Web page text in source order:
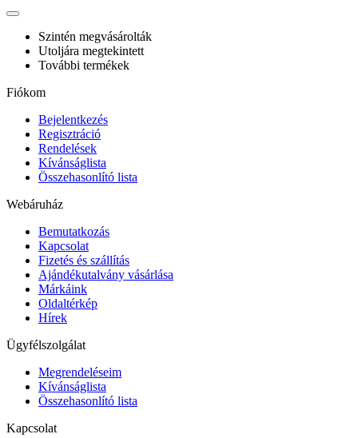
Szintén megvásárolták
Utoljára megtekintett
További termékek
Fiókom
Bejelentkezés
Regisztráció
Rendelések
Kívánságlista
Összehasonlító lista
Webáruház
Bemutatkozás
Kapcsolat
Fizetés és szállítás
Ajándékutalvány vásárlása
Márkáink
Oldaltérkép
Hírek
Ügyfélszolgálat
Megrendeléseim
Kívánságlista
Összehasonlító lista
Kapcsolat